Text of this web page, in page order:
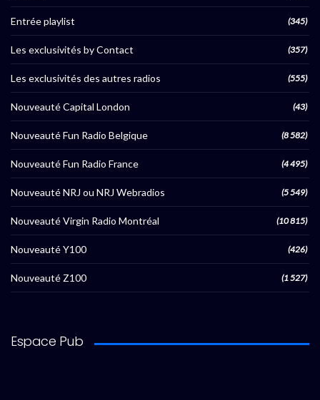
Entrée playlist (345)
Les exclusivités by Contact (357)
Les exclusivités des autres radios (555)
Nouveauté Capital London (43)
Nouveauté Fun Radio Belgique (8 582)
Nouveauté Fun Radio France (4 495)
Nouveauté NRJ ou NRJ Webradios (5 549)
Nouveauté Virgin Radio Montréal (10 815)
Nouveauté Y100 (426)
Nouveauté Z100 (1 527)
Espace Pub